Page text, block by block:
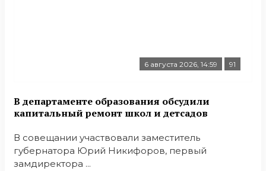
6 августа 2026, 14:59 91
В департаменте образования обсудили
капитальный ремонт школ и детсадов
В совещании участвовали заместитель
губернатора Юрий Никифоров, первый
замдиректора ...